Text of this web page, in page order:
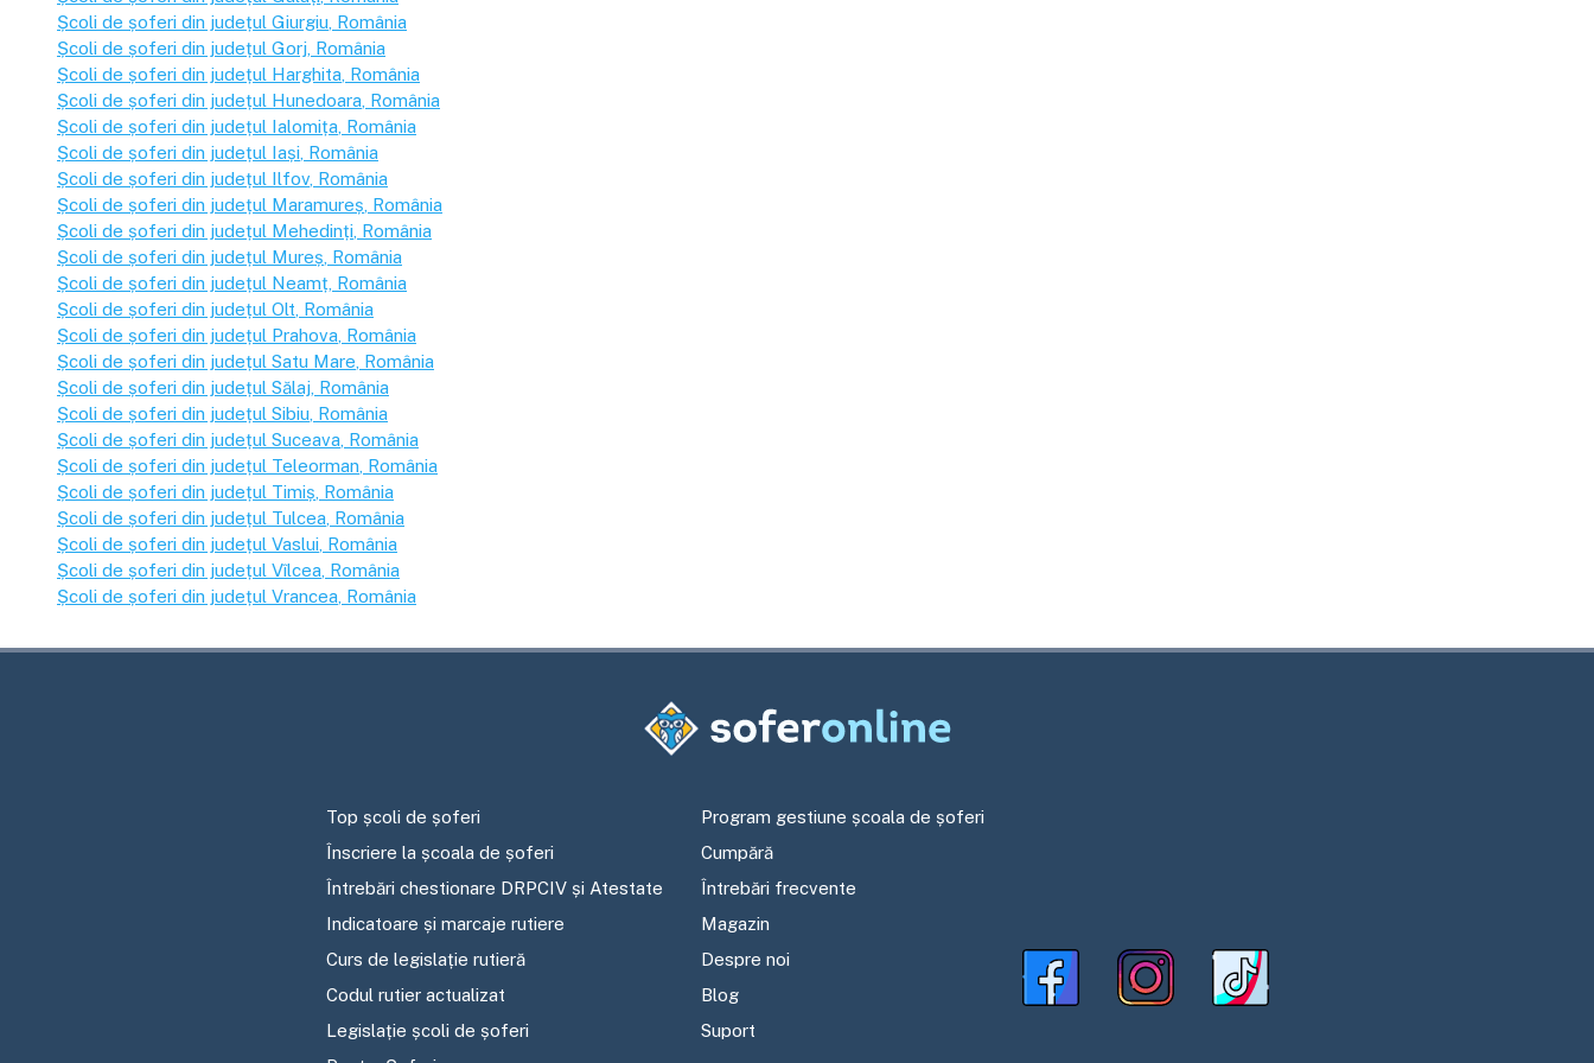
Școli de șoferi din județul Giurgiu , România
Școli de șoferi din județul Gorj , România
Școli de șoferi din județul Harghita , România
Școli de șoferi din județul Hunedoara , România
Școli de șoferi din județul Ialomița , România
Școli de șoferi din județul Iași , România
Școli de șoferi din județul Ilfov , România
Școli de șoferi din județul Maramureș , România
Școli de șoferi din județul Mehedinți , România
Școli de șoferi din județul Mureș , România
Școli de șoferi din județul Neamț , România
Școli de șoferi din județul Olt , România
Școli de șoferi din județul Prahova , România
Școli de șoferi din județul Satu Mare , România
Școli de șoferi din județul Sălaj , România
Școli de șoferi din județul Sibiu , România
Școli de șoferi din județul Suceava , România
Școli de șoferi din județul Teleorman , România
Școli de șoferi din județul Timiș , România
Școli de șoferi din județul Tulcea , România
Școli de șoferi din județul Vaslui , România
Școli de șoferi din județul Vîlcea , România
Școli de șoferi din județul Vrancea , România
Top școli de șoferi
Înscriere la școala de șoferi
Întrebări chestionare DRPCIV și Atestate
Indicatoare și marcaje rutiere
Curs de legislație rutieră
Codul rutier actualizat
Legislație școli de șoferi
Program gestiune școala de șoferi
Cumpără
Întrebări frecvente
Magazin
Despre noi
Blog
Suport